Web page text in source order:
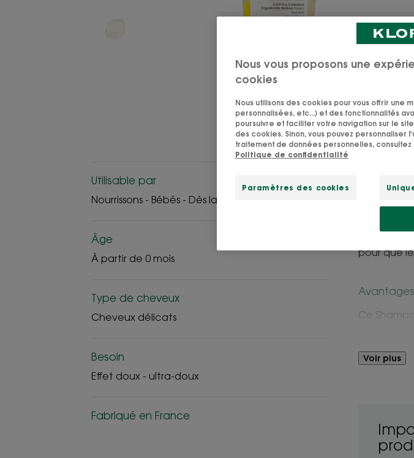
Utilisable par
Nourrissons - Bébés - Dès la naissance
Âge
À partir de 0 mois
Type de cheveux
Cheveux délicats
Besoin
Effet doux - ultra-doux
Fabriqué en France
Ce
démêler
de bébé
pour que
Avantages
Ce
Bénéfices
cheveux
-
Voir plus
Nous vous proposons une
cookies
Nous utilisons des cookies pour vous offrir une
personnalisées, etc...) et des fonctionnalités
poursuivre et faciliter votre navigation sur le
des cookies. Sinon, vous pouvez personnaliser
traitement de données personnelles,
Politique de confidentialité
Paramètres des cookies